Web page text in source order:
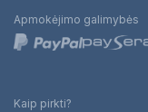
Apmokėjimo galimybės
Kaip pirkti?